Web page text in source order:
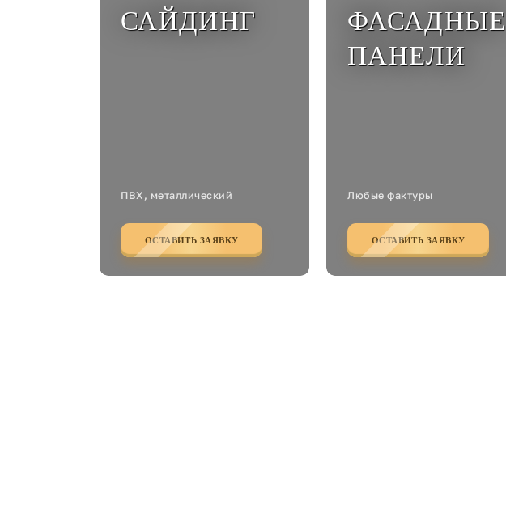
САЙДИНГ
ПВХ, металлический
ОСТАВИТЬ ЗАЯВКУ
ФАСАДНЫЕ
ПАНЕЛИ
Любые фактуры
ОСТАВИТЬ ЗАЯВКУ